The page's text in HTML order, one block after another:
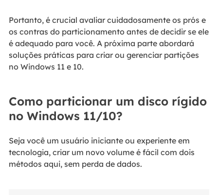
Portanto, é crucial avaliar cuidadosamente os prós e
os contras do particionamento antes de decidir se ele
é adequado para você. A próxima parte abordará
soluções práticas para criar ou gerenciar partições
no Windows 11 e 10.
Como particionar um disco rígido
no Windows 11/10?
Seja você um usuário iniciante ou experiente em
tecnologia, criar um novo volume é fácil com dois
métodos aqui, sem perda de dados.